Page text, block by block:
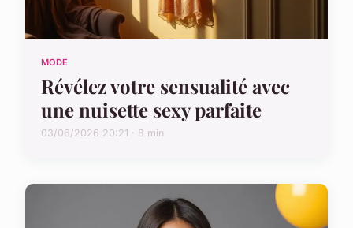
MODE
Révélez votre sensualité avec
une nuisette sexy parfaite
03/06/2026 20:21 · 8 min